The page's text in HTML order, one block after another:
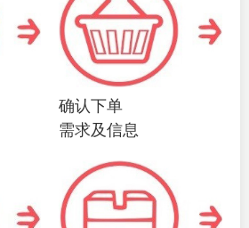
确认下单
需求及信息